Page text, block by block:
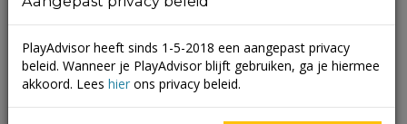
26
+
PlayAdvisor heeft sinds 1-5-2018 een aangepast privacy
beleid. Wanneer je PlayAdvisor blijft gebruiken, ga je hiermee
akkoord. Lees hier ons privacy beleid.